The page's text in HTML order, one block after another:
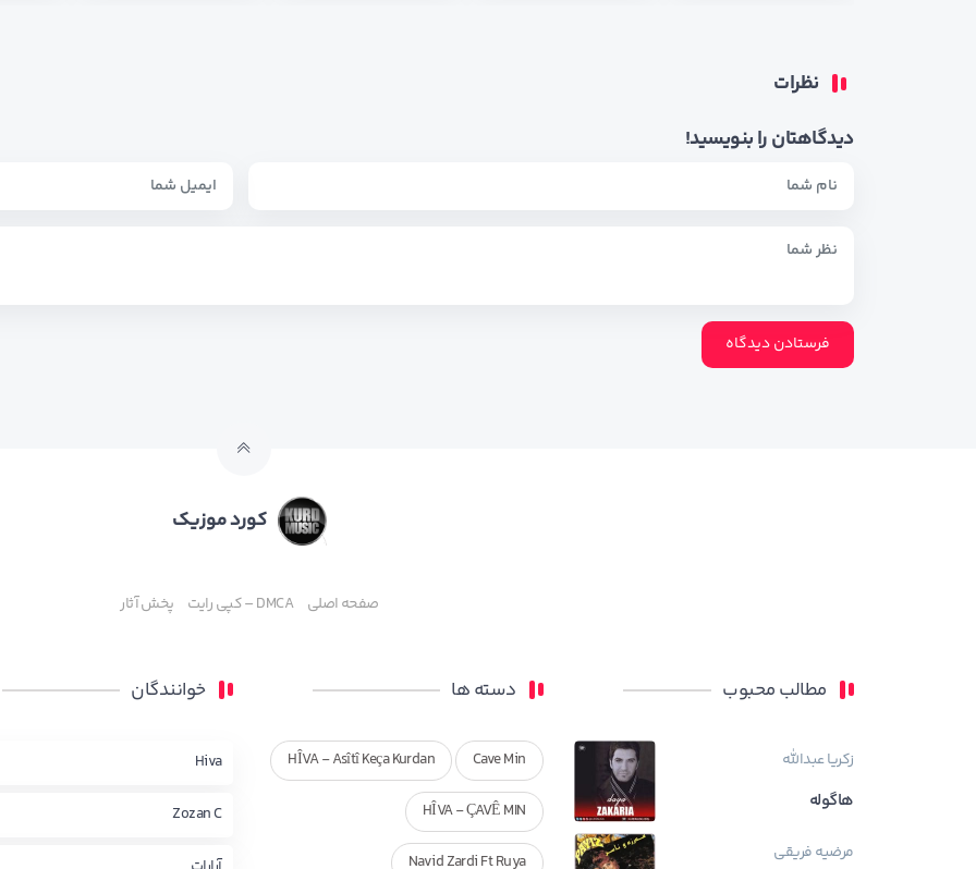
نظرات
دیدگاهتان را بنویسید!
کورد موزیک
صفحه اصلی DMCA – کپی رایت پخش آثار
مطالب محبوب
زکریا عبدالله
هاگوله
مرضیه فریقی
دسته ها
Cave Min
HÎVA - Asîtî Keça Kurdan
HÎVA - ÇAVÊ MIN
Navid Zardi Ft Ruya
خوانندگان
Hiva
Zozan C